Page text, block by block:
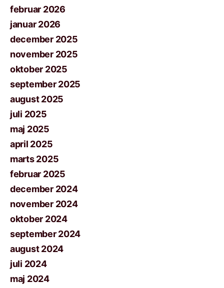
februar 2026
januar 2026
december 2025
november 2025
oktober 2025
september 2025
august 2025
juli 2025
maj 2025
april 2025
marts 2025
februar 2025
december 2024
november 2024
oktober 2024
september 2024
august 2024
juli 2024
maj 2024